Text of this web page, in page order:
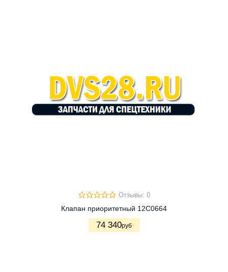
Отзывы: 0
Клапан приоритетный 12C0664
74 340руб